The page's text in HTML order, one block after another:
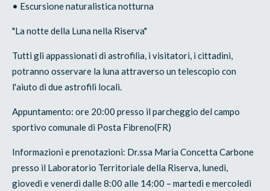
• Escursione naturalistica notturna
"La notte della Luna nella Riserva"
Tutti gli appassionati di astrofilia, i visitatori, i cittadini,
potranno osservare la luna attraverso un telescopio con
l'aiuto di due astrofili locali.
Appuntamento: ore 20:00 presso il parcheggio del campo
sportivo comunale di Posta Fibreno(FR)
Informazioni e prenotazioni: Dr.ssa Maria Concetta Carbone
presso il Laboratorio Territoriale della Riserva, lunedì,
giovedì e venerdì dalle 8:00 alle 14:00 – martedì e mercoledì